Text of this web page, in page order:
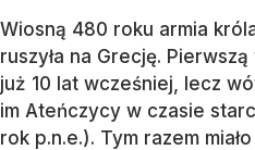
Wiosną 480 roku armia
ruszyła na Grecję.
już 10 lat wcześniej, lecz
im Ateńczycy w czasie
rok p.n.e.). Tym razem